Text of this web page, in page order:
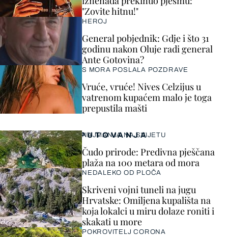
"Zovite hitnu!"
HEROJ
General pobjednik: Gdje i što 31
godinu nakon Oluje radi general
Ante Gotovina?
S MORA POSLALA POZDRAVE
Vruće, vruće! Nives Celzijus u
vatrenom kupaćem malo je toga
prepustila mašti
PUTOVANJA
NAJMANJA NA SVIJETU
Čudo prirode: Predivna pješčana
plaža na 100 metara od mora
NEDALEKO OD PLOČA
Skriveni vojni tuneli na jugu
Hrvatske: Omiljena kupališta na
koja lokalci u miru dolaze roniti i
skakati u more
POKROVITELJ CORONA